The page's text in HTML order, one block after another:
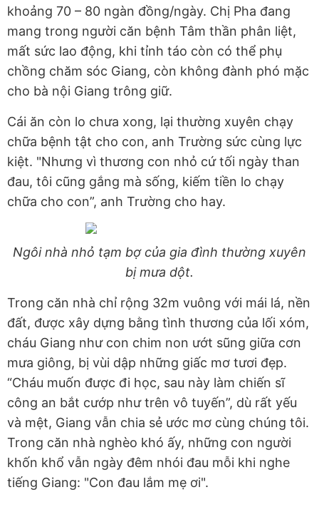
khoảng 70 – 80 ngàn đồng/ngày. Chị Pha đang
mang trong người căn bệnh Tâm thần phân liệt,
mất sức lao động, khi tỉnh táo còn có thể phụ
chồng chăm sóc Giang, còn không đành phó mặc
cho bà nội Giang trông giữ.
Cái ăn còn lo chưa xong, lại thường xuyên chạy
chữa bệnh tật cho con, anh Trường sức cùng lực
kiệt. "Nhưng vì thương con nhỏ cứ tối ngày than
đau, tôi cũng gắng mà sống, kiếm tiền lo chạy
chữa cho con”, anh Trường cho hay.
Ngôi nhà nhỏ tạm bợ của gia đình thường xuyên
bị mưa dột.
Trong căn nhà chỉ rộng 32m vuông với mái lá, nền
đất, được xây dựng bằng tình thương của lối xóm,
cháu Giang như con chim non ướt sũng giữa cơn
mưa giông, bị vùi dập những giấc mơ tươi đẹp.
“Cháu muốn được đi học, sau này làm chiến sĩ
công an bắt cướp như trên vô tuyến”, dù rất yếu
và mệt, Giang vẫn chia sẻ ước mơ cùng chúng tôi.
Trong căn nhà nghèo khó ấy, những con người
khốn khổ vẫn ngày đêm nhói đau mỗi khi nghe
tiếng Giang: "Con đau lắm mẹ ơi".